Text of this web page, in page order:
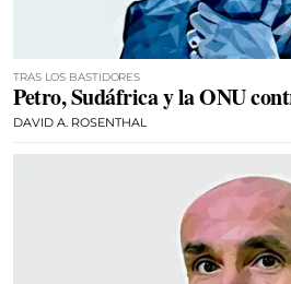
TRAS LOS BASTIDORES
Petro, Sudáfrica y la ONU
DAVID A. ROSENTHAL